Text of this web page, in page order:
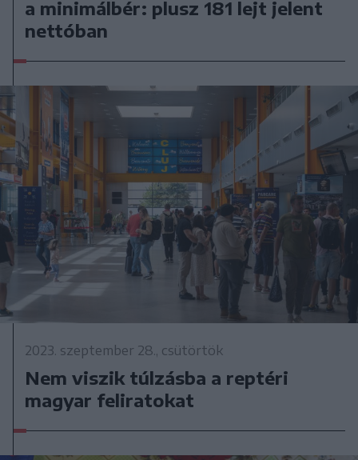
a minimálbér: plusz 181 lejt jelent
nettóban
2023. szeptember 28., csütörtök
Nem viszik túlzásba a reptéri
magyar feliratokat